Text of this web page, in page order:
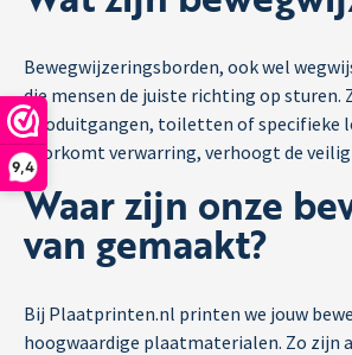
9,4
Bewegwijzeringsborden, ook wel
die mensen de juiste richting op sturen.
nooduitgangen, toiletten of specifieke
voorkomt verwarring, verhoogt de
Waar zijn onze
van gemaakt?
Bij Plaatprinten.nl printen we jouw
hoogwaardige plaatmaterialen. Zo zijn